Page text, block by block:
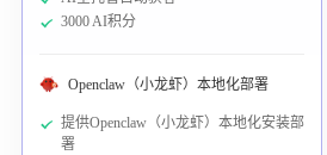
3000 AI积分
Openclaw（小龙虾）本地化部署
提供Openclaw（小龙虾）本地化安装部
署